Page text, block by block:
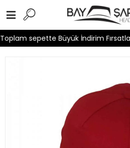
sepette Büyük İndirim Fırsatları